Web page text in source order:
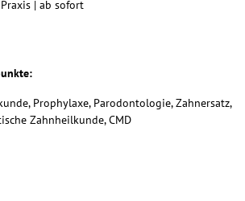
| ab sofort
Prophylaxe, Parodontologie, Zahnersatz,
Zahnheilkunde, CMD